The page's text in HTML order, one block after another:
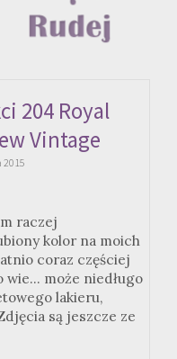
204 Royal
Vintage
2015
raczej
kolor na moich
coraz częściej
może niedługo
lakieru,
są jeszcze ze